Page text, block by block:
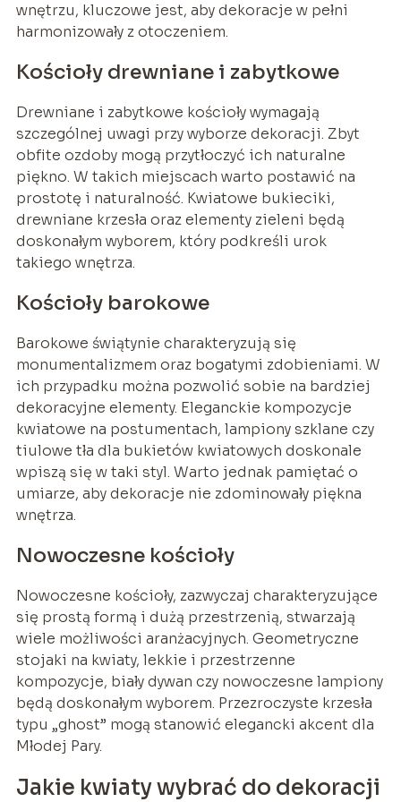
wnętrzu, kluczowe jest, aby dekoracje w pełni
harmonizowały z otoczeniem.
Kościoły drewniane i zabytkowe
Drewniane i zabytkowe kościoły wymagają
szczególnej uwagi przy wyborze dekoracji. Zbyt
obfite ozdoby mogą przytłoczyć ich naturalne
piękno. W takich miejscach warto postawić na
prostotę i naturalność. Kwiatowe bukieciki,
drewniane krzesła oraz elementy zieleni będą
doskonałym wyborem, który podkreśli urok
takiego wnętrza.
Kościoły barokowe
Barokowe świątynie charakteryzują się
monumentalizmem oraz bogatymi zdobieniami. W
ich przypadku można pozwolić sobie na bardziej
dekoracyjne elementy. Eleganckie kompozycje
kwiatowe na postumentach, lampiony szklane czy
tiulowe tła dla bukietów kwiatowych doskonale
wpiszą się w taki styl. Warto jednak pamiętać o
umiarze, aby dekoracje nie zdominowały piękna
wnętrza.
Nowoczesne kościoły
Nowoczesne kościoły, zazwyczaj charakteryzujące
się prostą formą i dużą przestrzenią, stwarzają
wiele możliwości aranżacyjnych. Geometryczne
stojaki na kwiaty, lekkie i przestrzenne
kompozycje, biały dywan czy nowoczesne lampiony
będą doskonałym wyborem. Przezroczyste krzesła
typu „ghost” mogą stanowić elegancki akcent dla
Młodej Pary.
Jakie kwiaty wybrać do dekoracji